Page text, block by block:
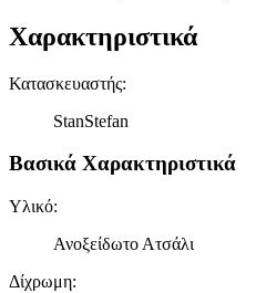
Χαρακτηριστικά
Κατασκευαστής:
StanStefan
Βασικά Χαρακτηριστικά
Υλικό:
Ανοξείδωτο Ατσάλι
Δίχρωμη: